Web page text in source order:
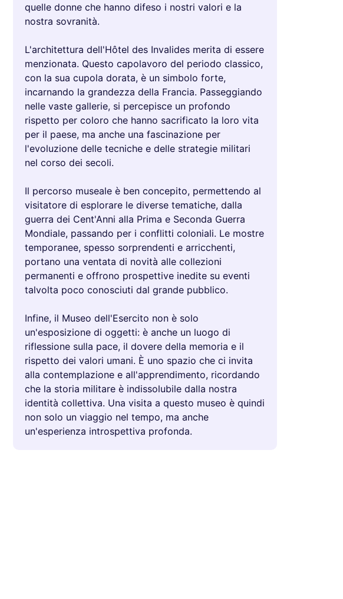
quelle donne che hanno difeso i nostri valori e la
nostra sovranità.
L'architettura dell'Hôtel des Invalides merita di essere
menzionata. Questo capolavoro del periodo classico,
con la sua cupola dorata, è un simbolo forte,
incarnando la grandezza della Francia. Passeggiando
nelle vaste gallerie, si percepisce un profondo
rispetto per coloro che hanno sacrificato la loro vita
per il paese, ma anche una fascinazione per
l'evoluzione delle tecniche e delle strategie militari
nel corso dei secoli.
Il percorso museale è ben concepito, permettendo al
visitatore di esplorare le diverse tematiche, dalla
guerra dei Cent'Anni alla Prima e Seconda Guerra
Mondiale, passando per i conflitti coloniali. Le mostre
temporanee, spesso sorprendenti e arricchenti,
portano una ventata di novità alle collezioni
permanenti e offrono prospettive inedite su eventi
talvolta poco conosciuti dal grande pubblico.
Infine, il Museo dell'Esercito non è solo
un'esposizione di oggetti: è anche un luogo di
riflessione sulla pace, il dovere della memoria e il
rispetto dei valori umani. È uno spazio che ci invita
alla contemplazione e all'apprendimento, ricordando
che la storia militare è indissolubile dalla nostra
identità collettiva. Una visita a questo museo è quindi
non solo un viaggio nel tempo, ma anche
un'esperienza introspettiva profonda.